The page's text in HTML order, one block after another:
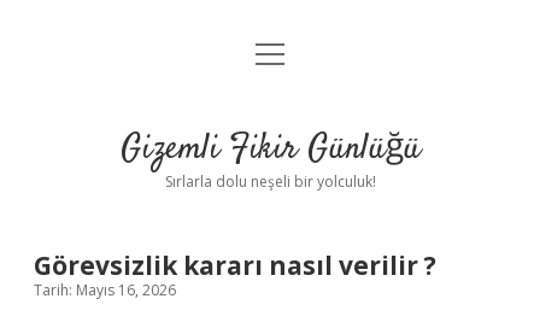
Anasayfa
Yasal Uyarı
menüyü
Gizemli Fikir Günlüğü
Sırlarla dolu neşeli bir yolculuk!
Görevsizlik kararı nasıl verilir ?
Tarih: Mayıs 16, 2026